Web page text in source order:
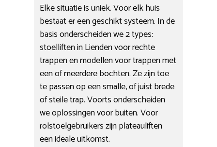
Elke situatie is uniek. Voor elk huis
bestaat er een geschikt systeem. In de
basis onderscheiden we 2 types:
stoelliften in Lienden voor rechte
trappen en modellen voor trappen met
een of meerdere bochten. Ze zijn toe
te passen op een smalle, of juist brede
of steile trap. Voorts onderscheiden
we oplossingen voor buiten. Voor
rolstoelgebruikers zijn plateauliften
een ideale uitkomst.